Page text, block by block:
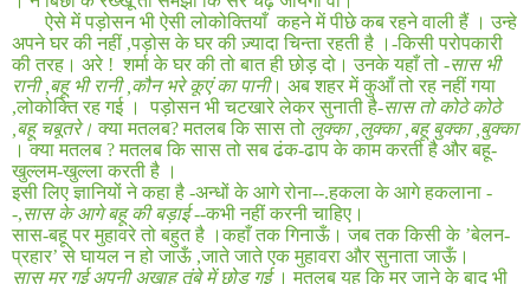
ऐसे में पड़ोसन भी ऐसी लोकोक्तियाँ कहने में पीछे कब रहने वाली हैं । उन्हे
अपने घर की नहीं ,पड़ोस के घर की ज़्यादा चिन्ता रहती है । -किसी परोपकारी
की तरह। अरे ! शर्मा के घर की तो बात ही छोड़ दो। उनके यहाँ तो -सास भी
रानी बहू भी रानी कौन भरे कूएं का पानी। अब शहर में कुआँ तो रह नहीं गया
,लोकोक्ति रह गई । पड़ोसन भी चटखारे लेकर सुनाती है-सास तो कोठे कोठे
बहू चबूतरे।क्या मतलब?मतलब कि सास तो लुक्का लुक्का बहू बुक्का बुक्का
। क्या मतलब ?मतलब कि सास तो सब ढंक-ढाप के काम करती है और बहू-
खुल्लम-खुल्ला करती है ।
इसी लिए ज्ञानियों ने कहा है -अन्धों के आगे रोना--.हकला के आगे हकलाना -
-,सास के आगे बहू की बड़ाई--कभी नहीं करनी चाहिए।
सास-बहू पर मुहावरे तो बहुत है ।कहाँ तक गिनाऊँ। जब तक किसी के ’बेलन-
प्रहार’ से घायल न हो जाऊँ ,जाते जाते एक मुहावरा और सुनाता जाऊँ।
सास मर गई अपनी अखाह तूंबे में छोड़ गई । मतलब यह कि मर जाने के बाद भी